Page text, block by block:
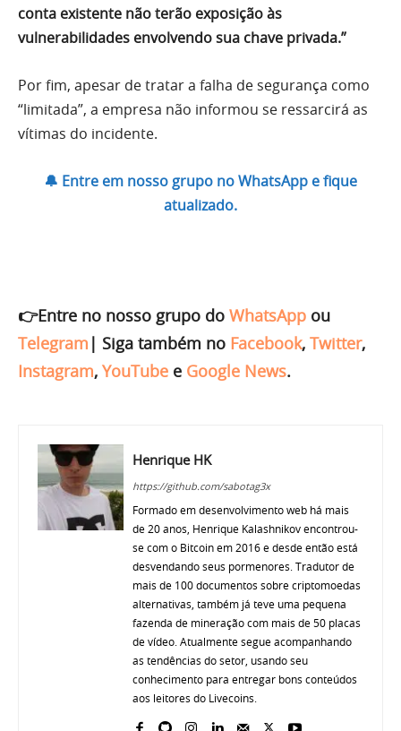
conta existente não terão exposição às
vulnerabilidades envolvendo sua chave privada.”
Por fim, apesar de tratar a falha de segurança como
“limitada”, a empresa não informou se ressarcirá as
vítimas do incidente.
🔔 Entre em nosso grupo no WhatsApp e fique
atualizado.
👉Entre no nosso grupo do WhatsApp ou
Telegram | Siga também no Facebook, Twitter,
Instagram, YouTube e Google News.
Henrique HK
https://github.com/sabotag3x
Formado em desenvolvimento web há mais
de 20 anos, Henrique Kalashnikov encontrou-
se com o Bitcoin em 2016 e desde então está
desvendando seus pormenores. Tradutor de
mais de 100 documentos sobre criptomoedas
alternativas, também já teve uma pequena
fazenda de mineração com mais de 50 placas
de vídeo. Atualmente segue acompanhando
as tendências do setor, usando seu
conhecimento para entregar bons conteúdos
aos leitores do Livecoins.